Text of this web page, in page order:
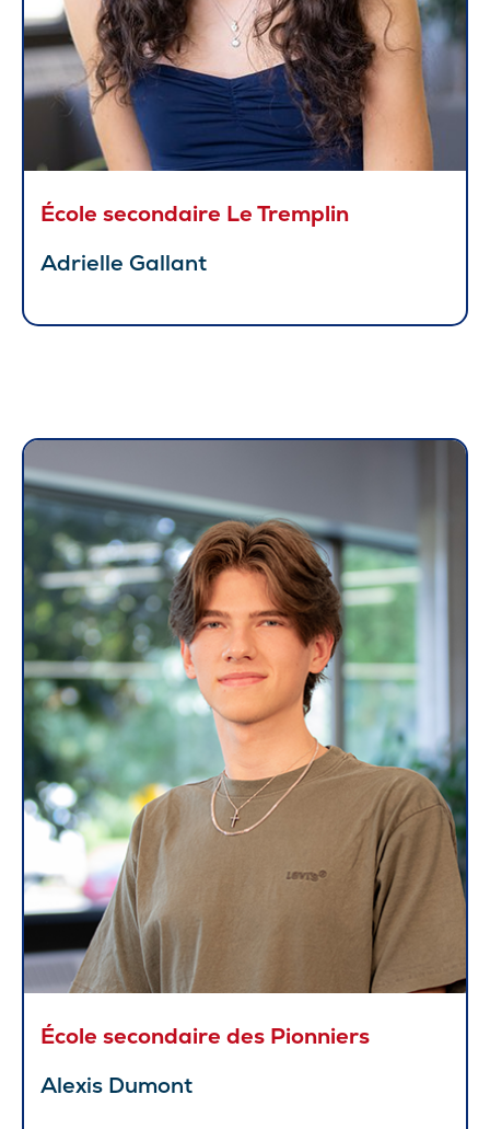
École secondaire Le Tremplin
Adrielle Gallant
École secondaire des Pionniers
Alexis Dumont